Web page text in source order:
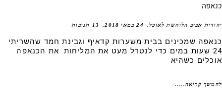
אביב הלוחשת לאוכל 24 במאי 2018 13 תגובות
שמכינים בבית משערות קדאיף וגבינת חמד שהשריתי
24 שעות במים כדי לנטרל מעט את המליחות. את הכנאפה
כשהיא
קריאה.....